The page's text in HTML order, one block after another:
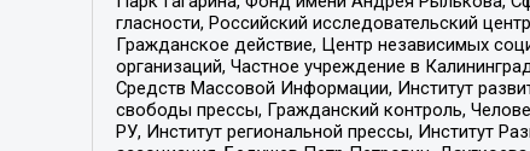
гласности, Российский исследовательский
Гражданское действие, Центр независимых
организаций, Частное учреждение в
Средств Массовой Информации, Институт
свободы прессы, Гражданский контроль,
РУ, Институт региональной прессы, Институт